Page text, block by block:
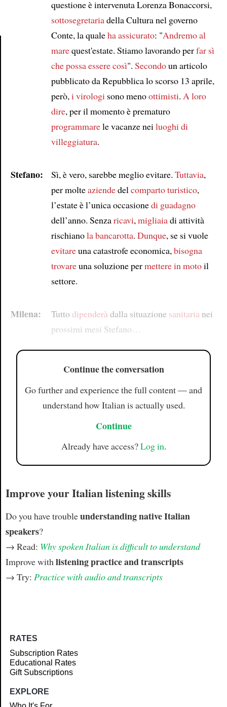
questione è intervenuta Lorenza Bonaccorsi,
sottosegretariadella Cultura nel governo
Conte, la qualeha assicurato: "Andremo al
marequest'estate. Stiamo lavorando perfar sì
che possa essere così". Secondoun articolo
pubblicato da Repubblica lo scorso 13 aprile,
però, i virologi sono menoottimisti. A loro
dire, per il momento è prematuro
programmarele vacanze nei luoghi di
villeggiatura.
Stefano: Sì, è vero, sarebbe meglio evitare. Tuttavia,
per molteaziendedel comparto turistico,
l’estate è l’unica occasionedi guadagno
dell’anno. Senzaricavi, migliaiadi attività
rischianola bancarotta. Dunque, se si vuole
evitareuna catastrofe economica, bisogna
trovareuna soluzione permettere in motoil
settore.
Milena: Tuttodipenderà dalla situazione sanitaria nei
prossimi mesi Stefano…
Continue the conversation
Go further and experience the full content — and
understand how Italian is actually used.
Continue
Already have access?Log in.
Improve your Italian listening skills
Do you have troubleunderstanding native Italian
speakers?
→ Read: Why spoken Italian is difficult to understand
Improve withlistening practice and transcripts
→ Try: Practice with audio and transcripts
RATES
Subscription Rates
Educational Rates
Gift Subscriptions
EXPLORE